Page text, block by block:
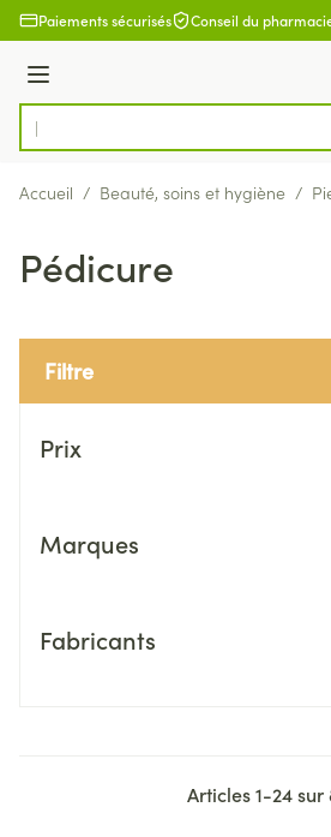
Aller au contenu
Paiements sécurisés Conseil du
Menu
Rechercher
Accueil / Beauté, soins et hygiène /
Pédicure
Filtre
Prix
Marques
Fabricants
Articles1-24sur